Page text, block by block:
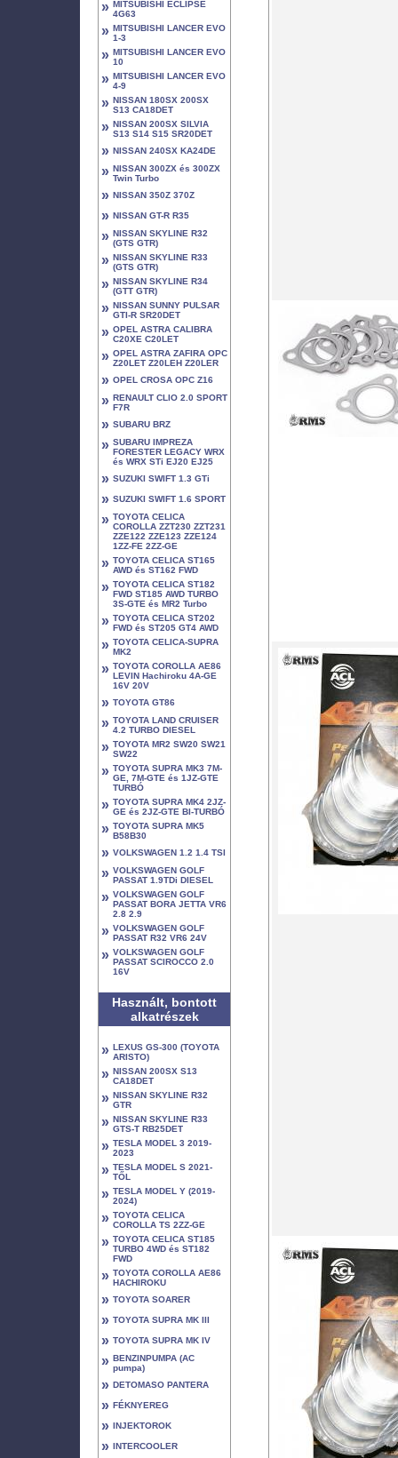
» MITSUBISHI ECLIPSE
4G63
» MITSUBISHI LANCER EVO
1-3
» MITSUBISHI LANCER EVO
10
» MITSUBISHI LANCER EVO
4-9
» NISSAN 180SX 200SX
S13 CA18DET
» NISSAN 200SX SILVIA
S13 S14 S15 SR20DET
» NISSAN 240SX KA24DE
» NISSAN 300ZX és 300ZX
Twin Turbo
» NISSAN 350Z 370Z
» NISSAN GT-R R35
» NISSAN SKYLINE R32
(GTS GTR)
» NISSAN SKYLINE R33
(GTS GTR)
» NISSAN SKYLINE R34
(GTT GTR)
» NISSAN SUNNY PULSAR
GTI-R SR20DET
» OPEL ASTRA CALIBRA
C20XE C20LET
» OPEL ASTRA ZAFIRA OPC
Z20LET Z20LEH Z20LER
» OPEL CROSA OPC Z16
» RENAULT CLIO 2.0 SPORT
F7R
» SUBARU BRZ
» SUBARU IMPREZA
FORESTER LEGACY WRX
és WRX STi EJ20 EJ25
» SUZUKI SWIFT 1.3 GTi
» SUZUKI SWIFT 1.6 SPORT
» TOYOTA CELICA
COROLLA ZZT230 ZZT231
ZZE122 ZZE123 ZZE124
1ZZ-FE 2ZZ-GE
» TOYOTA CELICA ST165
AWD és ST162 FWD
» TOYOTA CELICA ST182
FWD ST185 AWD TURBO
3S-GTE és MR2 Turbo
» TOYOTA CELICA ST202
FWD és ST205 GT4 AWD
» TOYOTA CELICA-SUPRA
MK2
» TOYOTA COROLLA AE86
LEVIN Hachiroku 4A-GE
16V 20V
» TOYOTA GT86
» TOYOTA LAND CRUISER
4.2 TURBO DIESEL
» TOYOTA MR2 SW20 SW21
SW22
» TOYOTA SUPRA MK3 7M-
GE, 7M-GTE és 1JZ-GTE
TURBÓ
» TOYOTA SUPRA MK4 2JZ-
GE és 2JZ-GTE BI-TURBÓ
» TOYOTA SUPRA MK5
B58B30
» VOLKSWAGEN 1.2 1.4 TSI
» VOLKSWAGEN GOLF
PASSAT 1.9TDi DIESEL
» VOLKSWAGEN GOLF
PASSAT BORA JETTA VR6
2.8 2.9
» VOLKSWAGEN GOLF
PASSAT R32 VR6 24V
» VOLKSWAGEN GOLF
PASSAT SCIROCCO 2.0
16V
Használt, bontott
alkatrészek
» LEXUS GS-300 (TOYOTA
ARISTO)
» NISSAN 200SX S13
CA18DET
» NISSAN SKYLINE R32
GTR
» NISSAN SKYLINE R33
GTS-T RB25DET
» TESLA MODEL 3 2019-
2023
» TESLA MODEL S 2021-
TŐL
» TESLA MODEL Y (2019-
2024)
» TOYOTA CELICA
COROLLA TS 2ZZ-GE
» TOYOTA CELICA ST185
TURBO 4WD és ST182
FWD
» TOYOTA COROLLA AE86
HACHIROKU
» TOYOTA SOARER
» TOYOTA SUPRA MK III
» TOYOTA SUPRA MK IV
» BENZINPUMPA (AC
pumpa)
» DETOMASO PANTERA
» FÉKNYEREG
» INJEKTOROK
» INTERCOOLER